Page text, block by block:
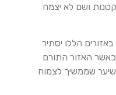
ושם לא יצמח
הללו יסתיר
האזור התורם
שממשיך לצמוח